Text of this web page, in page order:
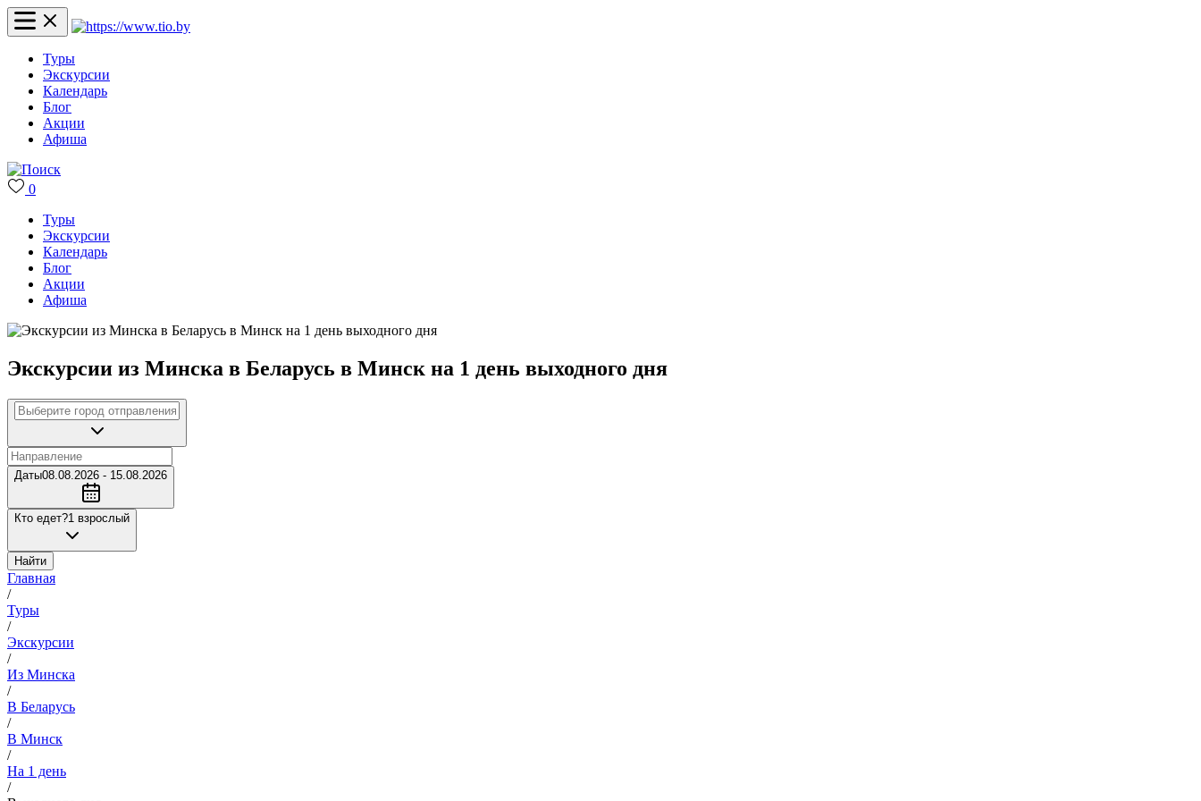
Туры
Экскурсии
Календарь
Блог
Акции
Афиша
0
Туры
Экскурсии
Календарь
Блог
Акции
Афиша
Экскурсии из Минска в Беларусь в Минск на 1 день выходного дня
Даты08.08.2026 - 15.08.2026
Кто едет?1 взрослый
Найти
Главная
/
Туры
/
Экскурсии
/
Из Минска
/
В Беларусь
/
В Минск
/
На 1 день
/